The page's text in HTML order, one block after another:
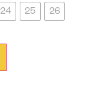
24 25 26